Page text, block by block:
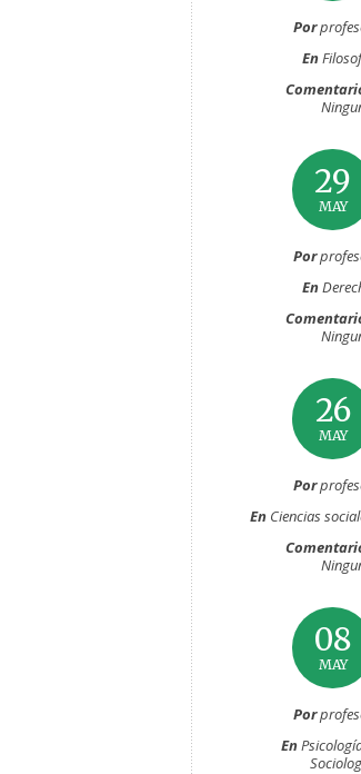
Por
En
29
MAY
Por
En
26
MAY
Por
En Ciencias
08
MAY
Por
En